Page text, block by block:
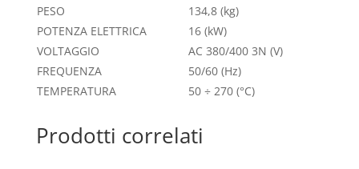
PESO
134,8 (kg)
POTENZA ELETTRICA
16 (kW)
VOLTAGGIO
AC 380/400 3N (V)
FREQUENZA
50/60 (Hz)
TEMPERATURA
50 ÷ 270 (°C)
Prodotti correlati